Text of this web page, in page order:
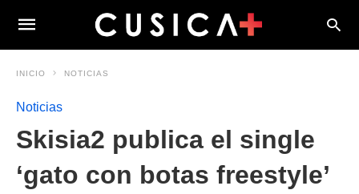
INICIO NOTICIAS
Noticias
Skisia2 publica el single
‘gato con botas freestyle’